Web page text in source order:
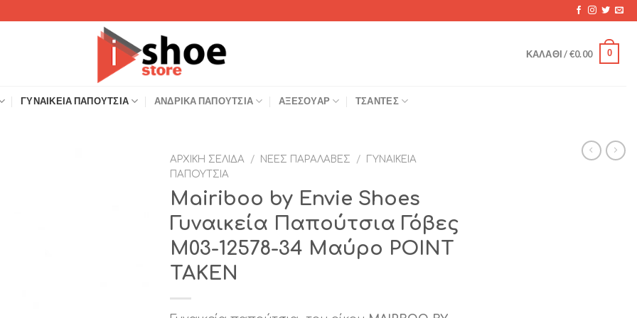
ΚΑΛΆΘΙ /€0.00 0
ΓΥΝΑΙΚΕΊΑ ΠΑΠΟΎΤΣΙΑ ΑΝΔΡΙΚΆ ΠΑΠΟΎΤΣΙΑ ΑΞΕΣΟΥΆΡ ΤΣΆΝΤΕΣ
ΑΡΧΙΚΉ ΣΕΛΊΔΑ / ΝΈΕΣ ΠΑΡΑΛΑΒΈΣ /
ΓΥΝΑΙΚΕΊΑ
ΠΑΠΟΎΤΣΙΑ
Mairiboo by Envie Shoes
Γυναικεία Παπούτσια Γόβες
M03-12578-34 Μαύρο POINT
TAKEN